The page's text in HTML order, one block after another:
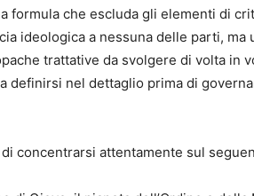
formula che escluda gli elementi di
ideologica a nessuna delle parti,
trattative da svolgere di volta in
definirsi nel dettaglio prima di
concentrarsi attentamente sul